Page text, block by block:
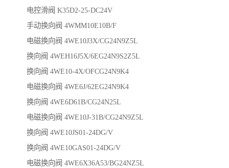
电控滑阀 K35D2-25-DC24V
手动换向阀 4WMM10E10B/F
电磁换向阀 4WE10J3X/CG24N9Z5L
换向阀 4WEH16J5X/6EG24N9S2Z5L
换向阀 4WE10-4X/OFCG24N9K4
电磁换向阀 4WE6J/62EG24N9K4
换向阀 4WE6D61B/CG24N25L
电磁换向阀 4WE10J-31B/CG24N9Z5L
换向阀 4WE10JS01-24DG/V
换向阀 4WE10GAS01-24DG/V
电磁换向阀 4WE6X36A53/BG24NZ5L